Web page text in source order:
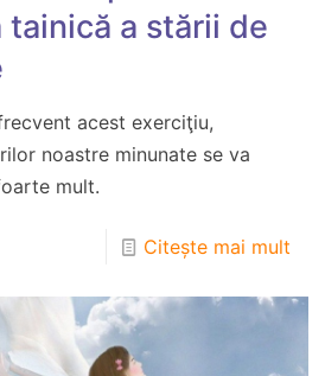
tainică a stării de
acest exerciţiu,
noastre minunate se va
mult.
Citește mai mult